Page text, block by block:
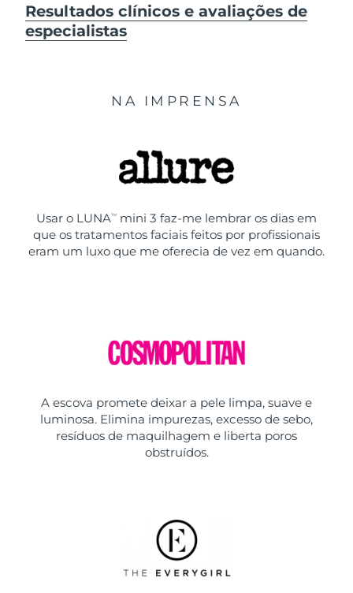
Resultados clínicos e avaliações de
especialistas
NA IMPRENSA
Usar o LUNATM
mini 3 faz-me lembrar os dias em
que os tratamentos faciais feitos por profissionais
eram um luxo que me oferecia de vez em quando.
A escova promete deixar a pele limpa, suave e
luminosa. Elimina impurezas, excesso de sebo,
resíduos de maquilhagem e liberta poros
obstruídos.